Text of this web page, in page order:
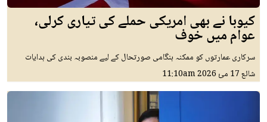
کیوبا نے بھی امریکی حملے کی تیاری کرلی،
عوام میں خوف
سرکاری عمارتوں کو ممکنہ ہنگامی صورتحال کے لیے منصوبہ بندی کی ہدایات
شائع17 مئ 2026 11:10am